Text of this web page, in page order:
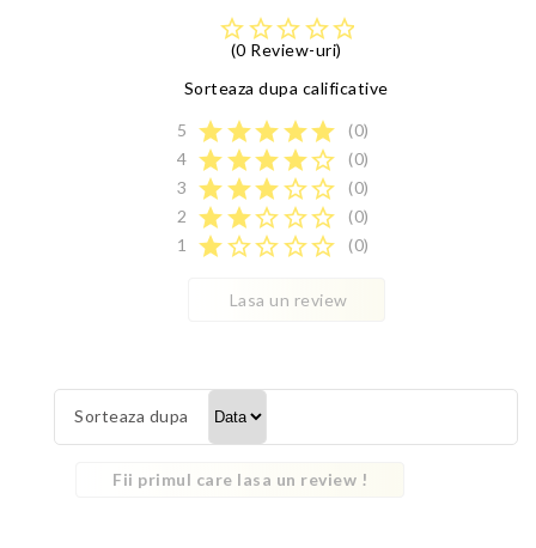
star_borderstar_borderstar_borderstar_borderstar_border
(0 Review-uri)
Sorteaza dupa calificative
5 starstarstarstarstar
(0)
4 starstarstarstarstar_border
(0)
3
starstarstarstar_borderstar_border
(0)
2
starstarstar_borderstar_borderstar_border
(0)
1
starstar_borderstar_borderstar_borderstar_border (0)
Lasa un review
Sorteaza dupa
Fii primul care lasa un review !